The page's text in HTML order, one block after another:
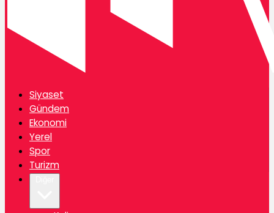
Siyaset
Gündem
Ekonomi
Yerel
Spor
Turizm